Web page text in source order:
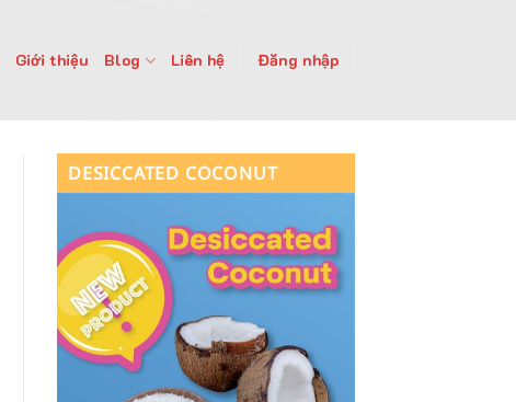
Giới thiệu Blog Liên hệ Đăng nhập
DESICCATED COCONUT